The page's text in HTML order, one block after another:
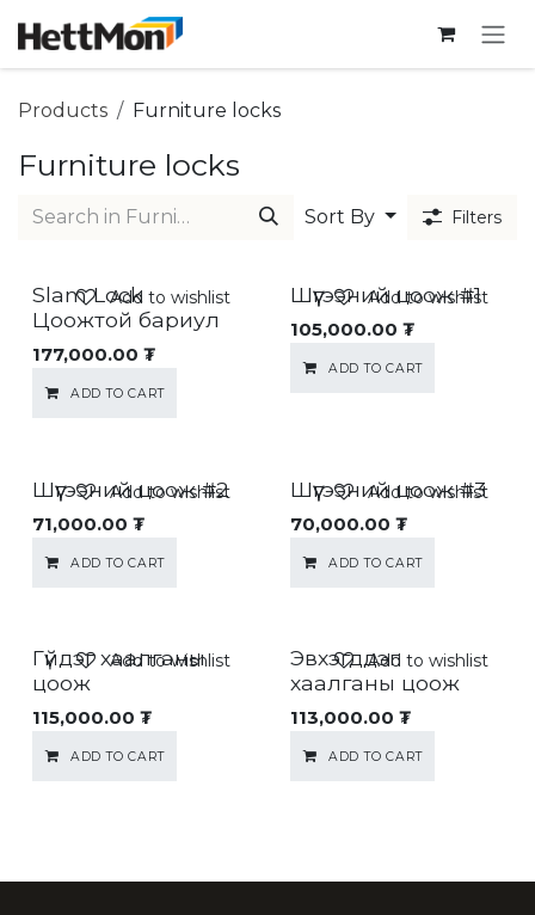
Products Furniture locks
Furniture locks
Sort By Filters
Slam Lock
Цоожтой бариул
177,000.00 ₮
ADD TO CART
Add to wishlist Шүүгээний цоож #1
105,000.00 ₮
ADD TO CART
Add to wishlist
Шүүгээний цоож #2
71,000.00 ₮
ADD TO CART
Add to wishlist Шүүгээний цоож #3
70,000.00 ₮
ADD TO CART
Add to wishlist
Гүйдэг хаалганы
цоож
115,000.00 ₮
ADD TO CART
Add to wishlist
Эвхэгддэг
хаалганы цоож
113,000.00 ₮
ADD TO CART
Add to wishlist